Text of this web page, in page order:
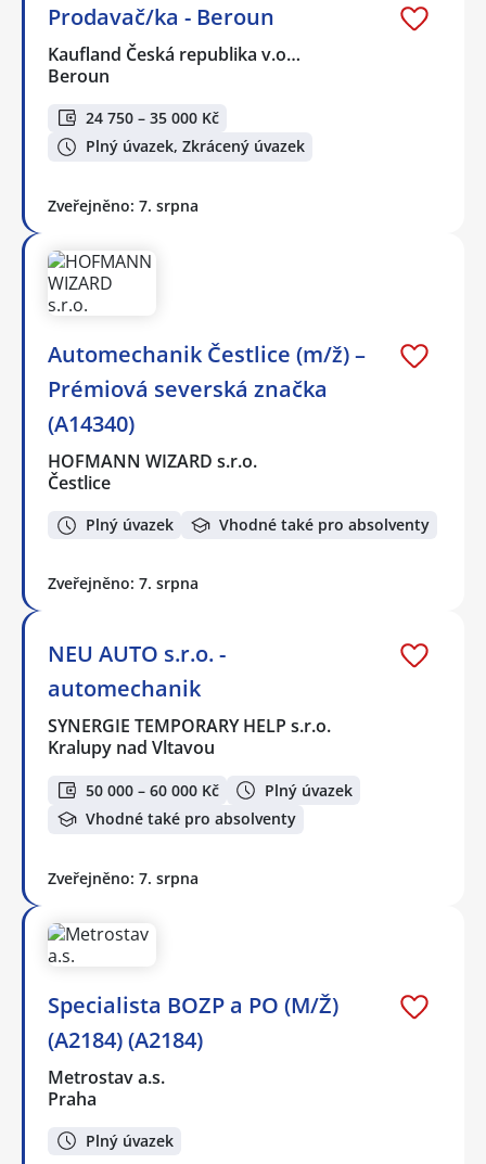
Prodavač/ka - Beroun
Kaufland Česká republika v.o…
Beroun
24 750 – 35 000 Kč
Plný úvazek, Zkrácený úvazek
Zveřejněno: 7. srpna
Automechanik Čestlice (m/ž) –
Prémiová severská značka
(A14340)
HOFMANN WIZARD s.r.o.
Čestlice
Plný úvazek Vhodné také pro absolventy
Zveřejněno: 7. srpna
NEU AUTO s.r.o. -
automechanik
SYNERGIE TEMPORARY HELP s.r.o.
Kralupy nad Vltavou
50 000 – 60 000 Kč
Plný úvazek
Vhodné také pro absolventy
Zveřejněno: 7. srpna
Specialista BOZP a PO (M/Ž)
(A2184) (A2184)
Metrostav a.s.
Praha
Plný úvazek